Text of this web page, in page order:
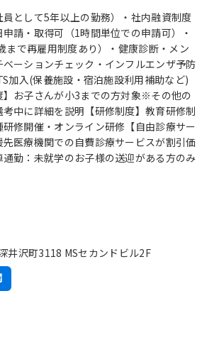
として5年以上の勤務）・社内融資制度
請・取得可（1時間単位での申請可）・
まで再雇用制度あり）・健康診断・メン
ーションチェック・インフルエンザ予防
加入(保養施設・宿泊施設利用補助など)
】お子さんが小3までの方対象※その他の
中に詳細を説明【研修制度】教育研修制
修開催・オンライン研修【自由診療サー
医療機関での自費診療サービスが割引価
勤：未就学のお子様の送迎がある方のみ
井沢町3118 MSセカンドビル2F